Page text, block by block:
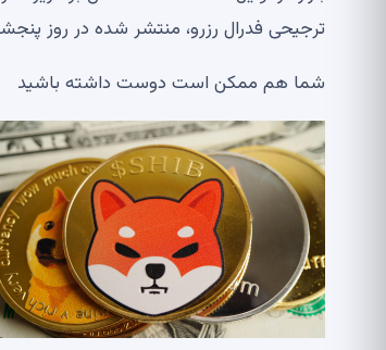
ترجیحی فدرال رزرو، منتشر شده در روز
شما هم ممکن است دوست داشته باشید